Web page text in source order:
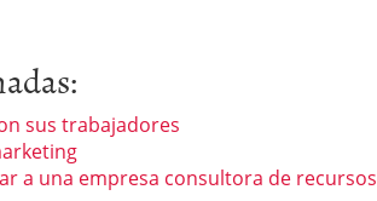
sus trabajadores
a una empresa consultora de recursos